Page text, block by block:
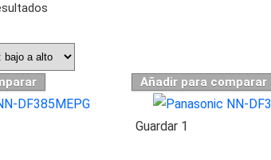
Añadir para comparar
Guardar 1